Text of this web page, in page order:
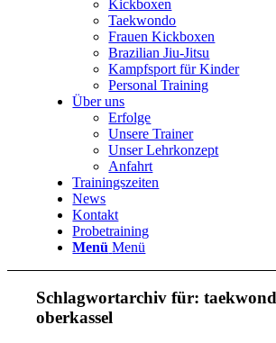
Kickboxen
Taekwondo
Frauen Kickboxen
Brazilian Jiu-Jitsu
Kampfsport für Kinder
Personal Training
Über uns
Erfolge
Unsere Trainer
Unser Lehrkonzept
Anfahrt
Trainingszeiten
News
Kontakt
Probetraining
Menü Menü
Schlagwortarchiv für:
oberkassel